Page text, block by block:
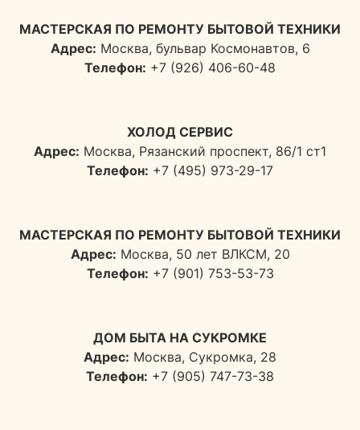
МАСТЕРСКАЯ ПО РЕМОНТУ БЫТОВОЙ ТЕХНИКИ
Адрес: Москва, бульвар Космонавтов, 6
Телефон: +7 (926) 406-60-48
ХОЛОД СЕРВИС
Адрес: Москва, Рязанский проспект, 86/1 ст1
Телефон: +7 (495) 973-29-17
МАСТЕРСКАЯ ПО РЕМОНТУ БЫТОВОЙ ТЕХНИКИ
Адрес: Москва, 50 лет ВЛКСМ, 20
Телефон: +7 (901) 753-53-73
ДОМ БЫТА НА СУКРОМКЕ
Адрес: Москва, Сукромка, 28
Телефон: +7 (905) 747-73-38